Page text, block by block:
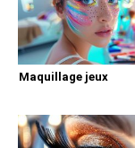
Maquillage jeux